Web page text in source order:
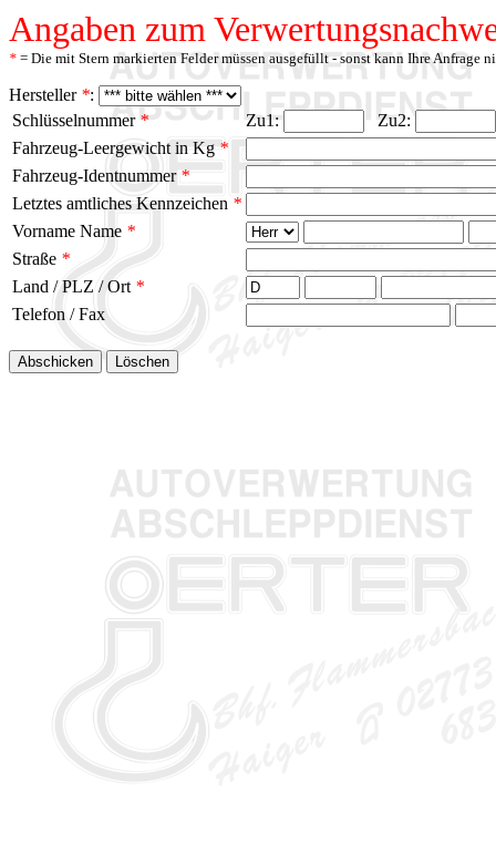
Angaben zum
* = Die mit Stern markierten Felder müssen ausgefüllt - sonst kann Ihre Anfrage
Hersteller *:
Schlüsselnummer * Zu1:
Zu2:
Fahrzeug-Leergewicht in Kg *
Fahrzeug-Identnummer *
Letztes amtliches Kennzeichen *
Vorname Name *
Straße *
Land / PLZ / Ort *
Telefon / Fax